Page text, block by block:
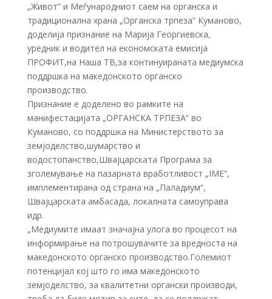
„Живот“ и Меѓународниот саем на органска и
традиционална храна „Органска трпеза“ Куманово,
доделија признание на Марија Георгиевска,
уредник и водител на економската емисија
ПРОФИТ,на Наша ТВ,за континуираната медиумска
поддршка на македонското органско
производство.
Признание е доделено во рамките на
манифестацијата „ОРГАНСКА ТРПЕЗА“ во
Куманово, со поддршка на Министерството за
земјоделство,шумарство и
водостопанство,Швајцарската Програма за
зголемување на пазарната вработливост „IME“,
имплементирана од страна на „Паладиум“,
Швајцарската амбасада, локалната самоуправа
идр.
„Медиумите имаат значајна улога во процесот на
информирање на потрошувачите за вредноста на
македонското органско производство.Големиот
потенцијал кој што го има македонското
земјоделство, за квалитетни органски производи,